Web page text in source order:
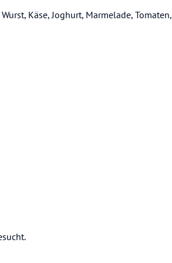
Käse, Joghurt, Marmelade, Tomaten,